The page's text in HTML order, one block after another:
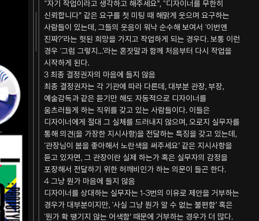
“자기 작업이라고 생각하고 해주세요”, “디자이너를 무한히
신뢰합니다” 같은 요구를 첫 미팅 때 해맑게 웃으며 요구하는
사람들이 있는데, 그들의 웃음이 워낙 순수해 보여서 ‘이번엔
진짜?’라는 헛된 희망을 가지고 작업하게 되는 경우다. 보통 이런
경우 ‘그럼 그렇지…’라는 혼잣말과 함께 처음부터 다시 작업을
시작하게 된다.
3 최종 결정권자의 마음에 들지 않음
최종 결정권자는 각 기관에 따라 다른데, 대부분 관장, 부장,
예술감독과 같은 듣기만 해도 자동적으로 디자이너를
움츠러들게 하는 직위를 갖고 있는 사람들이다. 이들은
디자이너에게 절대 그 실체를 드러내지 않으며, 오로지 실무자를
통해 의견(을 가장한 지시사항)을 전달하는 특징을 갖고 있는데,
‘관장님이 봄을 좋아해서 노란색을 써주세요’ 같은 지시사항을
듣고 있자면, 그 관장이란 실제 하는가 혹은 실무자의 감정을
포장해서 전달하기 위한 허깨비인가 하는 의문이 들곤 한다.
4 그냥 뭔가 마음에 들지 않음
디자이너를 상대하는 실무자는 1-3번의 이유로 제안을 거부하는
경우가 대부분이지만, ‘사실 그냥 뭔가 알 수 없는 불편함’ 혹은
‘뭔가 확 땡기지 않는 어색함’ 때문에 거부하는 경우가 더 많다.